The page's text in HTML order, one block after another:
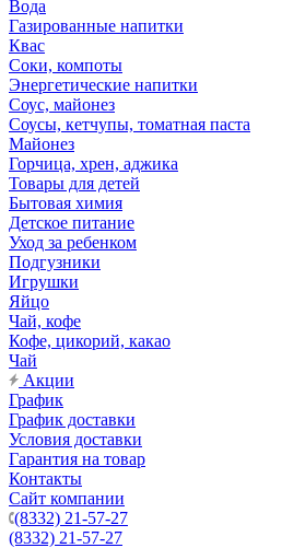
Вода
Газированные напитки
Квас
Соки, компоты
Энергетические напитки
Соус, майонез
Соусы, кетчупы, томатная паста
Майонез
Горчица, хрен, аджика
Товары для детей
Бытовая химия
Детское питание
Уход за ребенком
Подгузники
Игрушки
Яйцо
Чай, кофе
Кофе, цикорий, какао
Чай
Акции
График
График доставки
Условия доставки
Гарантия на товар
Контакты
Сайт компании
(8332) 21-57-27
(8332) 21-57-27